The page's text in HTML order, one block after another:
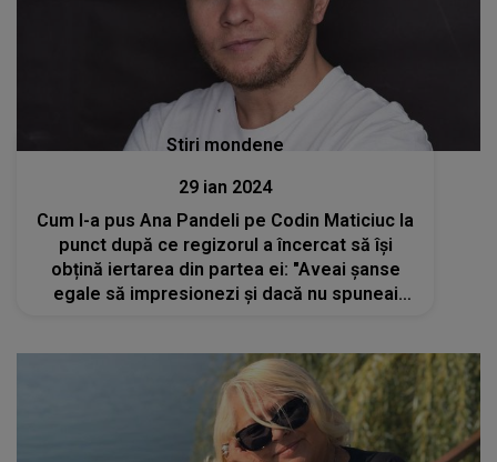
Stiri mondene
29 ian 2024
Cum l-a pus Ana Pandeli pe Codin Maticiuc la
punct după ce regizorul a încercat să își
obțină iertarea din partea ei: "Aveai șanse
egale să impresionezi și dacă nu spuneai